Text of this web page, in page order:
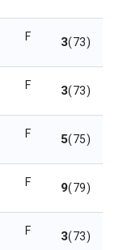
F 3(73)
F 3(73)
F 5(75)
F 9(79)
F 3(73)